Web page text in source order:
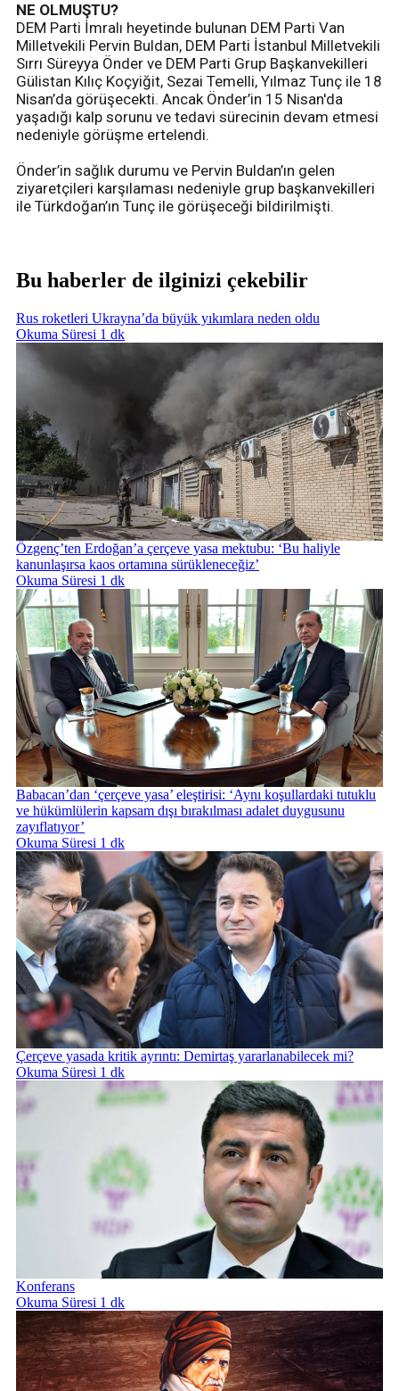
NE OLMUŞTU?
DEM Parti İmralı heyetinde bulunan DEM Parti Van
Milletvekili Pervin Buldan, DEM Parti İstanbul Milletvekili
Sırrı Süreyya Önder ve DEM Parti Grup Başkanvekilleri
Gülistan Kılıç Koçyiğit, Sezai Temelli, Yılmaz Tunç ile 18
Nisan’da görüşecekti. Ancak Önder’in 15 Nisan'da
yaşadığı kalp sorunu ve tedavi sürecinin devam etmesi
nedeniyle görüşme ertelendi.
Önder’in sağlık durumu ve Pervin Buldan’ın gelen
ziyaretçileri karşılaması nedeniyle grup başkanvekilleri
ile Türkdoğan’ın Tunç ile görüşeceği bildirilmişti.
Bu haberler de ilginizi çekebilir
Rus roketleri Ukrayna’da büyük yıkımlara neden oldu
Okuma Süresi 1 dk
Özgenç’ten Erdoğan’a çerçeve yasa mektubu: ‘Bu haliyle
kanunlaşırsa kaos ortamına sürükleneceğiz’
Okuma Süresi 1 dk
Babacan’dan ‘çerçeve yasa’ eleştirisi: ‘Aynı koşullardaki tutuklu
ve hükümlülerin kapsam dışı bırakılması adalet duygusunu
zayıflatıyor’
Okuma Süresi 1 dk
Çerçeve yasada kritik ayrıntı: Demirtaş yararlanabilecek mi?
Okuma Süresi 1 dk
Konferans
Okuma Süresi 1 dk